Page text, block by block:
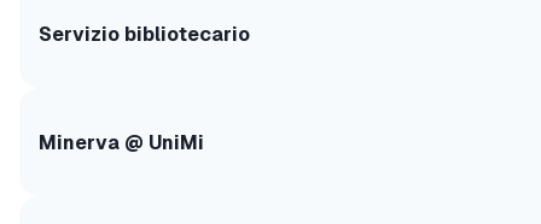
Servizio bibliotecario
Minerva @ UniMi